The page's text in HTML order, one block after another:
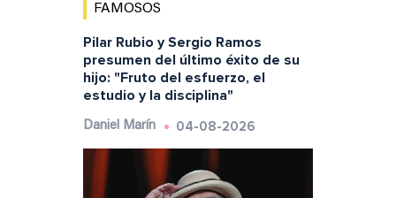
FAMOSOS
Pilar Rubio y Sergio Ramos
presumen del último éxito de su
hijo: "Fruto del esfuerzo, el
estudio y la disciplina"
Daniel Marín 04-08-2026